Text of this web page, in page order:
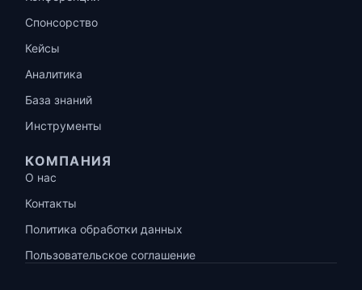
Спонсорство
Кейсы
Аналитика
База знаний
Инструменты
КОМПАНИЯ
О нас
Контакты
Политика обработки данных
Пользовательское соглашение